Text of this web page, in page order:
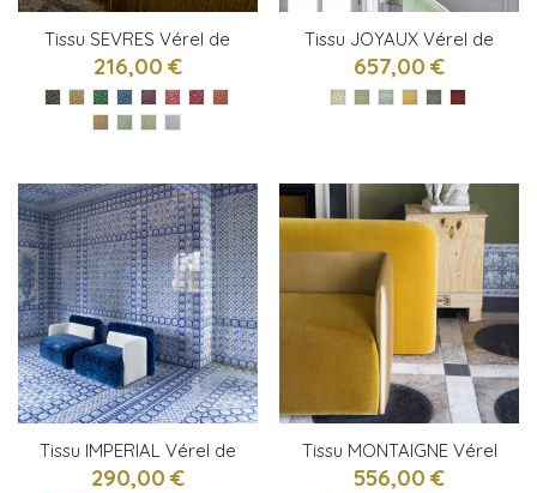
Tissu SEVRES Vérel de
Belval
216,00 €
Tissu JOYAUX Vérel de
Belval
657,00 €
Tissu IMPERIAL Vérel de
Belval
290,00 €
Tissu MONTAIGNE Vérel
de Belval
556,00 €